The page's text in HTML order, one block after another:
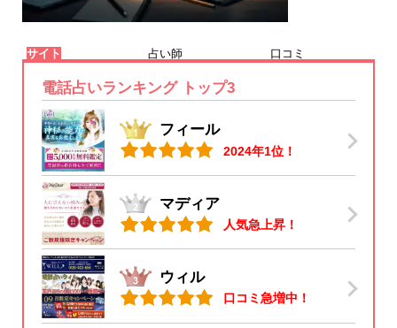
サイト 占い師 口コミ
電話占いランキング トップ3
フィール
2024年1位！
マディア
人気急上昇！
ウィル
口コミ急増中！